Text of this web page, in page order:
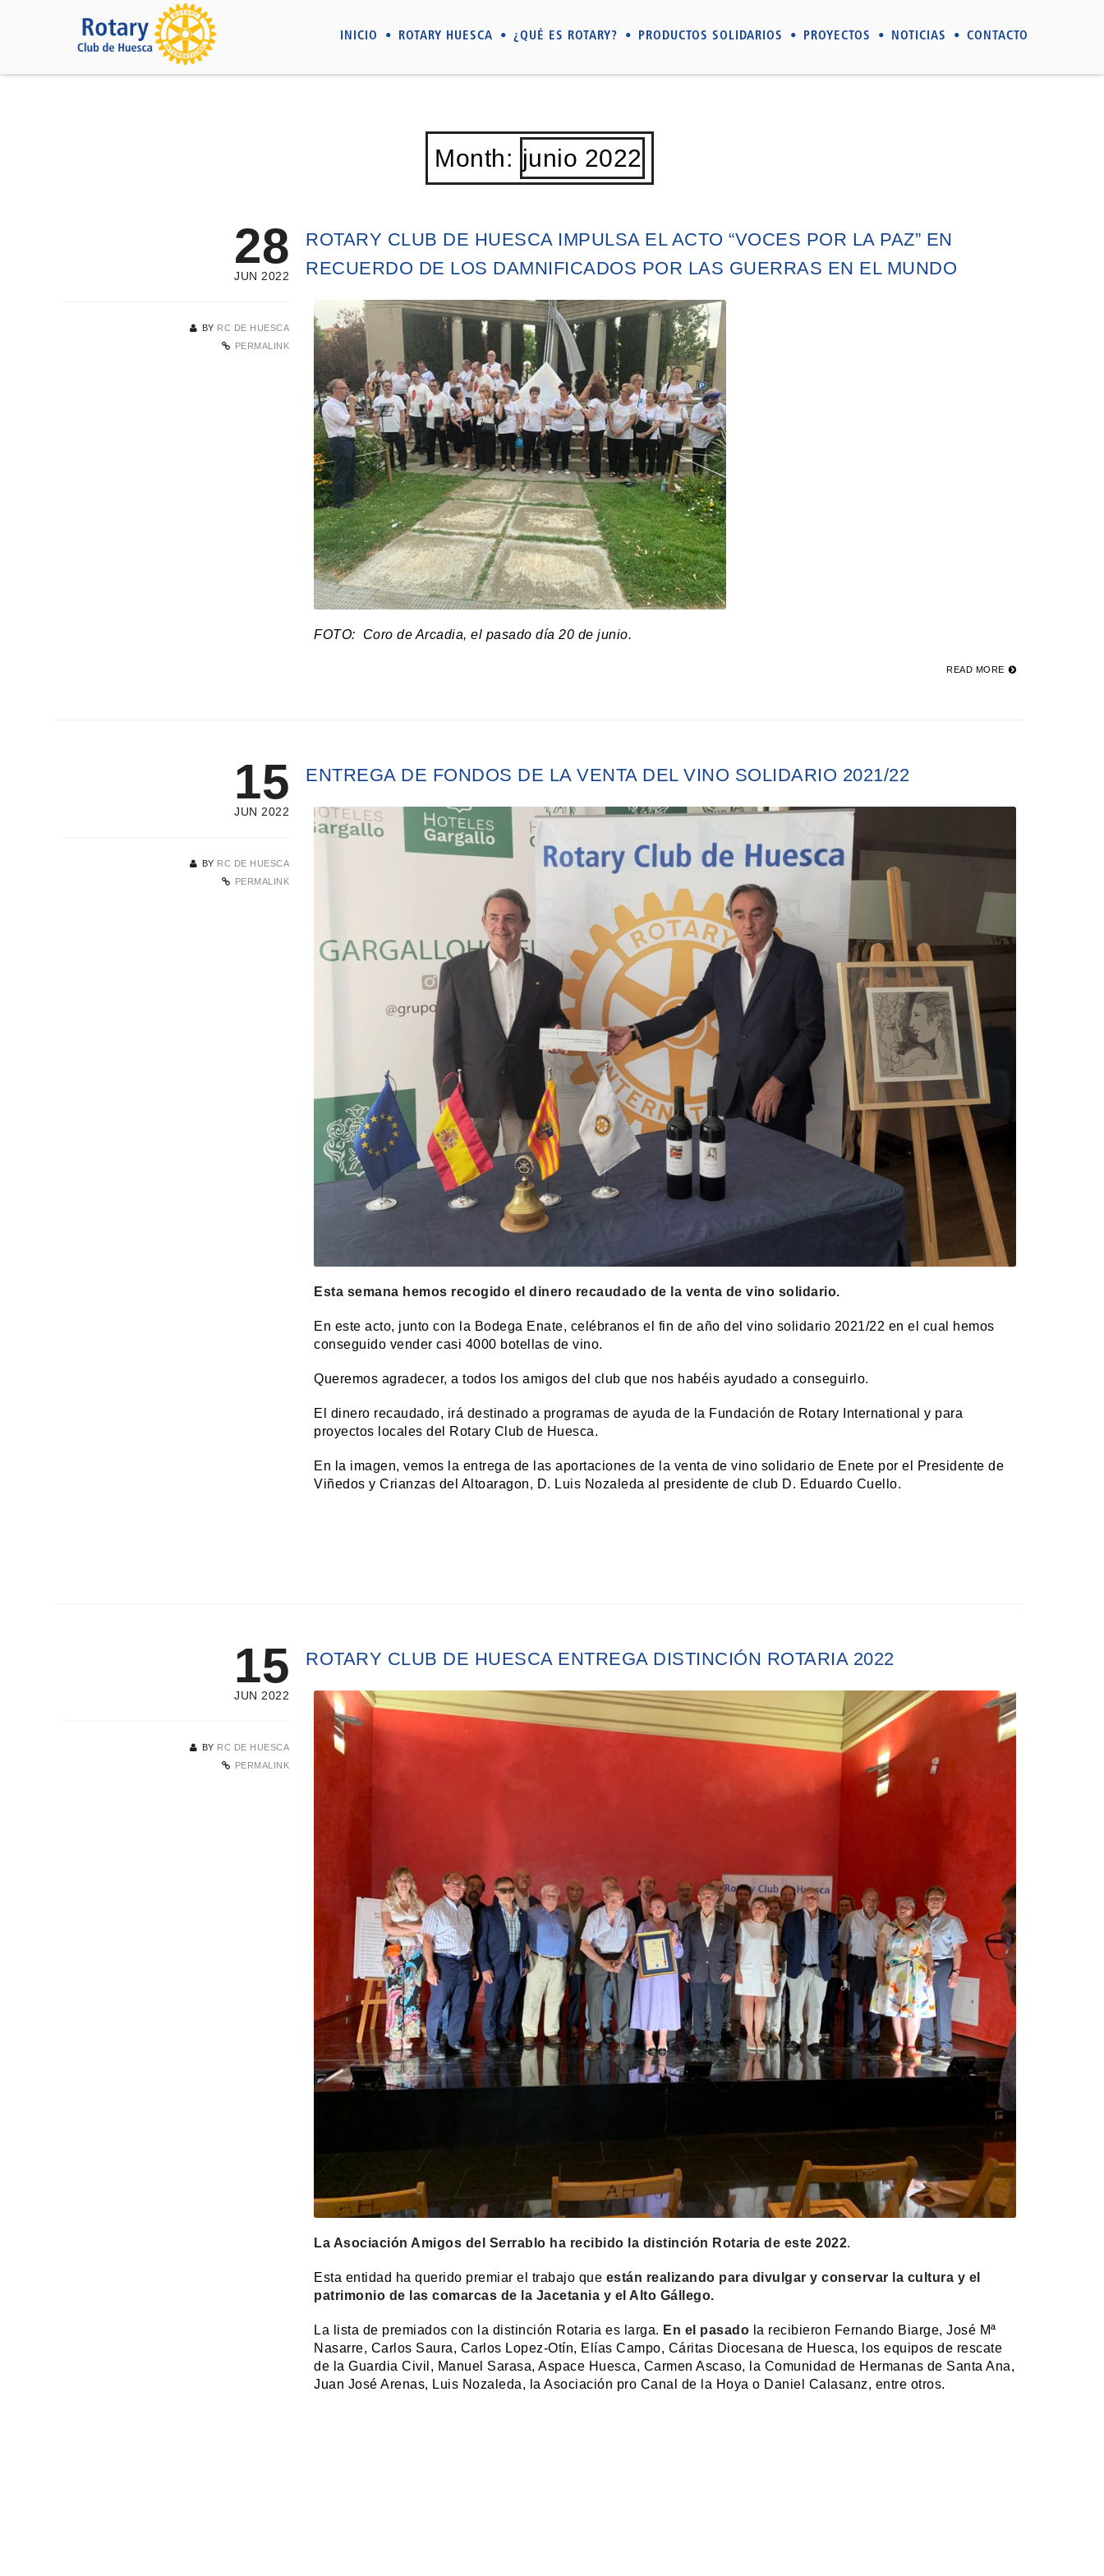
INICIO ROTARY HUESCA ¿QUÉ ES ROTARY? PRODUCTOS SOLIDARIOS PROYECTOS NOTICIAS CONTACTO
Month: junio 2022
28
JUN 2022
BY RC DE HUESCA
PERMALINK
ROTARY CLUB DE HUESCA IMPULSA EL ACTO “VOCES POR LA PAZ” EN
RECUERDO DE LOS DAMNIFICADOS POR LAS GUERRAS EN EL MUNDO
FOTO: Coro de Arcadia, el pasado día 20 de junio.
READ MORE
15
JUN 2022
BY RC DE HUESCA
PERMALINK
ENTREGA DE FONDOS DE LA VENTA DEL VINO SOLIDARIO 2021/22
Esta semana hemos recogido el dinero recaudado de la venta de vino solidario.
En este acto, junto con la Bodega Enate, celébranos el fin de año del vino solidario 2021/22 en el cual hemos
conseguido vender casi 4000 botellas de vino.
Queremos agradecer, a todos los amigos del club que nos habéis ayudado a conseguirlo.
El dinero recaudado, irá destinado a programas de ayuda de la Fundación de Rotary International y para
proyectos locales del Rotary Club de Huesca.
En la imagen, vemos la entrega de las aportaciones de la venta de vino solidario de Enete por el Presidente de
Viñedos y Crianzas del Altoaragon, D. Luis Nozaleda al presidente de club D. Eduardo Cuello.
15
JUN 2022
BY RC DE HUESCA
PERMALINK
ROTARY CLUB DE HUESCA ENTREGA DISTINCIÓN ROTARIA 2022
La Asociación Amigos del Serrablo ha recibido la distinción Rotaria de este 2022.
Esta entidad ha querido premiar el trabajo que están realizando para divulgar y conservar la cultura y el
patrimonio de las comarcas de la Jacetania y el Alto Gállego.
La lista de premiados con la distinción Rotaria es larga. En el pasado la recibieron Fernando Biarge, José Mª
Nasarre, Carlos Saura, Carlos Lopez-Otín, Elías Campo, Cáritas Diocesana de Huesca, los equipos de rescate
de la Guardia Civil, Manuel Sarasa, Aspace Huesca, Carmen Ascaso, la Comunidad de Hermanas de Santa Ana,
Juan José Arenas, Luis Nozaleda, la Asociación pro Canal de la Hoya o Daniel Calasanz, entre otros.